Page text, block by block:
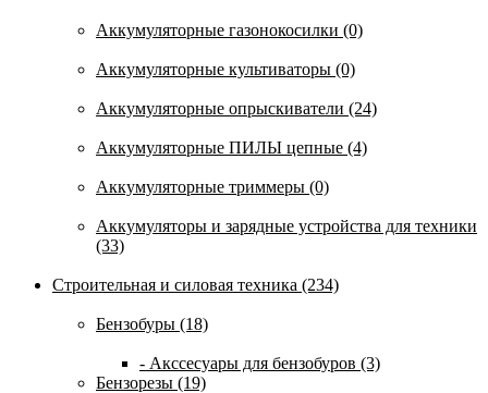
Аккумуляторные газонокосилки (0)
Аккумуляторные культиваторы (0)
Аккумуляторные опрыскиватели (24)
Аккумуляторные ПИЛЫ цепные (4)
Аккумуляторные триммеры (0)
Аккумуляторы и зарядные устройства для техники
(33)
Строительная и силовая техника (234)
Бензобуры (18)
- Акссесуары для бензобуров (3)
Бензорезы (19)